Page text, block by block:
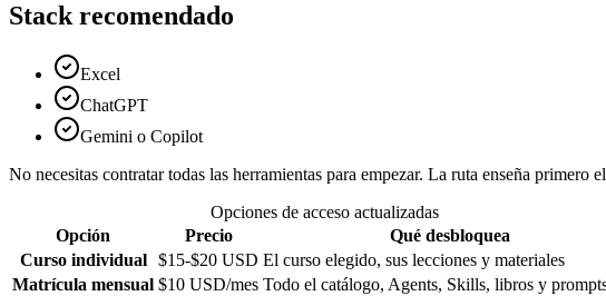
Stack recomendado
Excel
ChatGPT
Gemini o Copilot
No necesitas contratar todas las herramientas para empezar. La ruta enseña primero
Opciones de acceso actualizadas
Opción
Precio
Qué desbloquea
Curso individual
$15-$20 USD El curso elegido, sus lecciones y materiales
Matrícula mensual $10 USD/mes Todo el catálogo, Agents, Skills, libros y